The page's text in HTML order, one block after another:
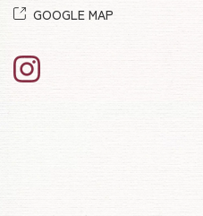
GOOGLE MAP